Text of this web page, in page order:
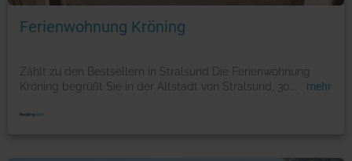
Ferienwohnung Kröning
Zählt zu den Bestsellern in Stralsund Die Ferienwohnung
Kröning begrüßt Sie in der Altstadt von Stralsund, 30
mehr